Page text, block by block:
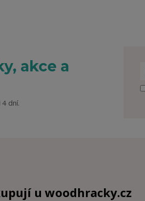
akce a
dní.
u woodhracky.cz